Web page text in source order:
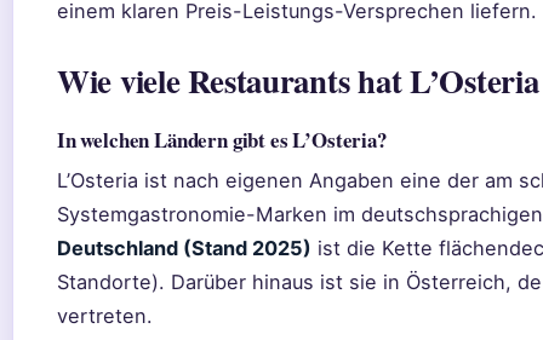
einem klaren Preis-Leistungs-Versprechen liefern.
Wie viele Restaurants hat
In welchen Ländern gibt es L’Osteria?
L’Osteria ist nach eigenen Angaben eine der am
Systemgastronomie-Marken im
Deutschland (Stand 2025) ist die Kette
Standorte). Darüber hinaus ist sie in Österreich,
vertreten.